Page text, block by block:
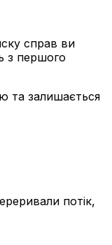
справ ви
з першого
та залишається
потік,